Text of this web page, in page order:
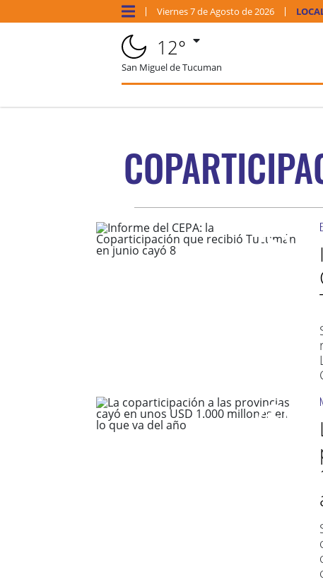
Viernes7 deAgosto de 2026
12°
San Miguel de Tucuman